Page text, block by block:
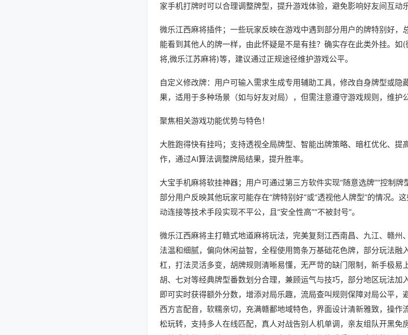
家手机打牌时可以合理调整牌型，提升游戏体验，避免影响好友间互动乐
微乐江西麻将插件；一些玩家反映在游戏中遇到部分用户的牌特别好，
能看到其他人的牌一样，由此怀疑是不是有挂？确实存在此类外挂。如
将,微乐江苏麻将)等，建议通过正规途径维护游戏公平。
自定义修改牌：用户可输入需求生成专用辅助工具，修改自身牌型或隐
果，适用于多种场景（如与好友对局），但需注意遵守游戏规则，维护
聚焦相关游戏功能优势与特色！
大胜跑得快有挂吗；支持透视全局牌型、智能出牌策略、暗杠优化、提
作，通过AI算法调整牌局结果，提升胜率。
大宝手机麻将软挂神器；用户可通过第三方软件实现“随意选牌”“控制牌
部分用户反映其他玩家可能存在“牌特别好”或“透视他人牌型”的情况。
动连接等技术手段实现不平公，且“安全性高”“不被封号”。
微乐江西麻将主打赣式地道麻将玩法，完美复刻江西南昌、九江、赣州
法温和细腻，偏向休闲益智，全程使用筒条万基础花色牌，部分玩法融
杠，打法灵活多变，胡牌规则清晰易懂，无严苛的缺门限制，新手极易
胡、七对等经典牌型番数划分合理，兼顾运气与技巧，部分地区玩法加
即可实时获得额外分数，增添对局乐趣，流局查叫规则保障对局公平，
西方言配音，软糯亲切，充满赣鄱地域特色，界面设计清新雅致，操作
松玩转，支持多人在线匹配，真人对战告别人机单调，亲友组队开黑免